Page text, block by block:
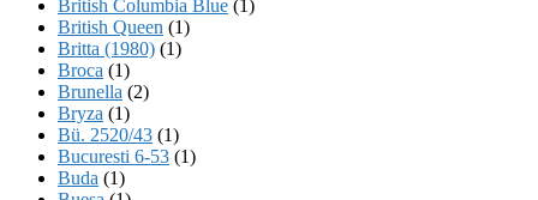
British Columbia Blue (1)
British Queen (1)
Britta (1980) (1)
Broca (1)
Brunella (2)
Bryza (1)
Bü. 2520/43 (1)
Bucuresti 6-53 (1)
Buda (1)